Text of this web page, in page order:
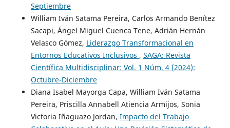
Septiembre
William Iván Satama Pereira, Carlos Armando Benítez
Sacapi, Ángel Miguel Cuenca Tene, Adrián Hernán
Velasco Gómez, Liderazgo Transformacional en
Entornos Educativos Inclusivos , SAGA: Revista
Científica Multidisciplinar: Vol. 1 Núm. 4 (2024):
Octubre-Diciembre
Diana Isabel Mayorga Capa, William Iván Satama
Pereira, Priscilla Annabell Atiencia Armijos, Sonia
Victoria Iñaguazo Jordan, Impacto del Trabajo